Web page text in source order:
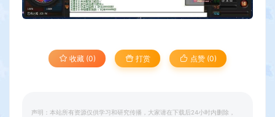
收藏 (0) 打赏 点赞 (0)
声明：本站所有资源仅供学习和研究传播，大家请在下载后24小时内删除，